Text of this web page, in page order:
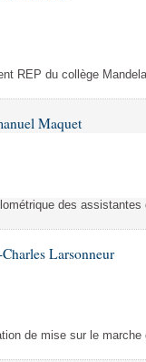
REP du collège
Maquet
des
Larsonneur
de mise sur le